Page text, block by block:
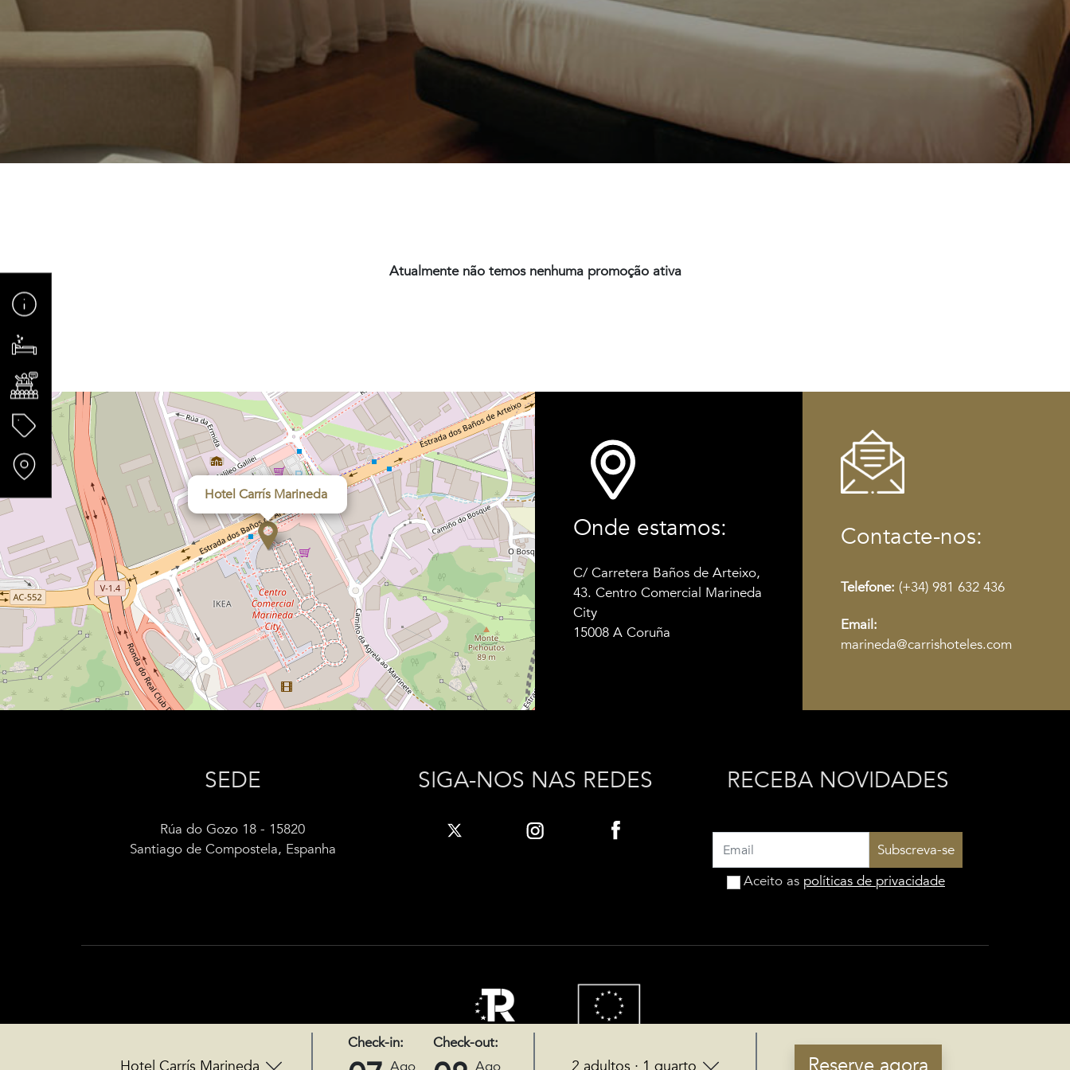
Atualmente não temos nenhuma promoção ativa
Hotel Carrís Marineda
+
−
Onde estamos:
C/ Carretera Baños de Arteixo,
43. Centro Comercial Marineda
City
15008 A Coruña
Contacte-nos:
Telefone: (+34) 981 632 436
Email:
marineda@carrishoteles.com
Hotel Carrís Marineda
Check-in:
Ago
Check-out:
Ago 2 adultos · 1 quarto
SEDE
Rúa do Gozo 18 - 15820
Santiago de Compostela, Espanha
SIGA-NOS NAS REDES RECEBA NOVIDADES
Subscreva-se
Aceito as políticas de privacidade